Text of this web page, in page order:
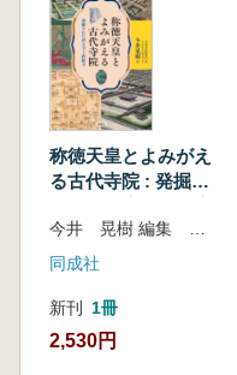
称徳天皇とよみがえ
る古代寺院 : 発掘さ
今井 晃樹 編集 国立文化財機構奈良文化財研究所 監
同成社
新刊 1冊
2,530円